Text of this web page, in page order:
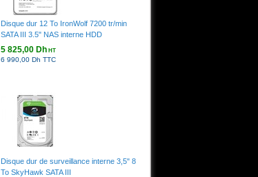
Disque dur 12 To IronWolf 7200 tr/min
SATA III 3.5" NAS interne HDD
5 825,00 DhHT
6 990,00 Dh TTC
Disque dur de surveillance interne 3,5" 8
To SkyHawk SATA III